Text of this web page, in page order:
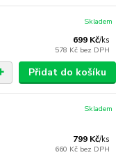
699 Kč/ks
578 Kč bez DPH
Skladem
Přidat do košíku
799 Kč/ks
660 Kč bez DPH
Skladem